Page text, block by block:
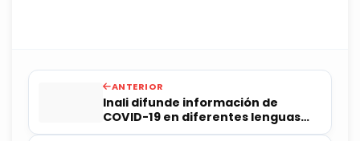
ANTERIOR
Inali difunde información de
COVID-19 en diferentes lenguas
indígenas